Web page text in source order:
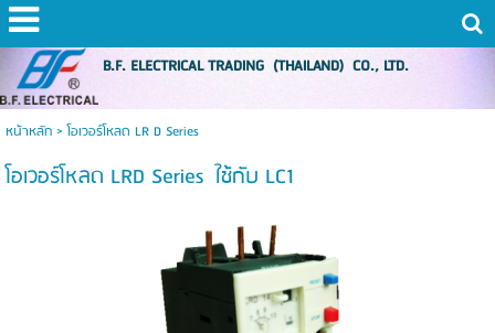
B.F. ELECTRICAL TRADING (THAILAND) CO., LTD.
หน้าหลัก>โอเวอร์โหลด LR D Series
โอเวอร์โหลด LRD Series ใช้กับ LC1